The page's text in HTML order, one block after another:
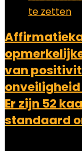
van
Er zijn 52
standaard